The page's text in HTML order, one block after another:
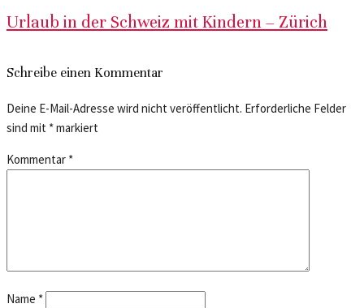
Urlaub in der Schweiz mit Kindern – Zürich
Schreibe einen Kommentar
Deine E-Mail-Adresse wird nicht veröffentlicht. Erforderliche Felder
sind mit *markiert
Kommentar *
Name *